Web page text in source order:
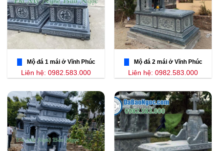
Mộ đá 1 mái ở Vĩnh Phúc
Liên hệ: 0982.583.000
Mộ đá 2 mái ở Vĩnh Phúc
Liên hệ: 0982.583.000